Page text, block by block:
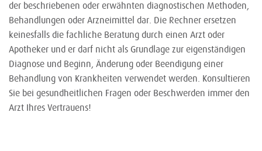
der beschriebenen oder erwähnten diagnostischen Methoden,
Behandlungen oder Arzneimittel dar. Die Rechner ersetzen
keinesfalls die fachliche Beratung durch einen Arzt oder
Apotheker und er darf nicht als Grundlage zur eigenständigen
Diagnose und Beginn, Änderung oder Beendigung einer
Behandlung von Krankheiten verwendet werden. Konsultieren
Sie bei gesundheitlichen Fragen oder Beschwerden immer den
Arzt Ihres Vertrauens!